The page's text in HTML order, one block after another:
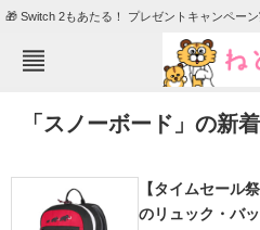
🎁 Switch 2もあたる！ プレゼントキャンペーン
TOP
グルメ
「スノーボード」の新
【タイムセール
のリュック・バ